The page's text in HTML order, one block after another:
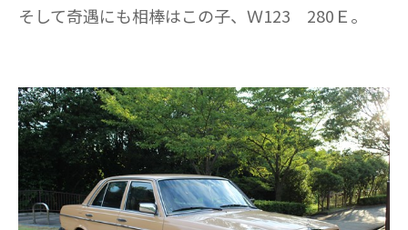
そして奇遇にも相棒はこの子、Ｗ123 280Ｅ。